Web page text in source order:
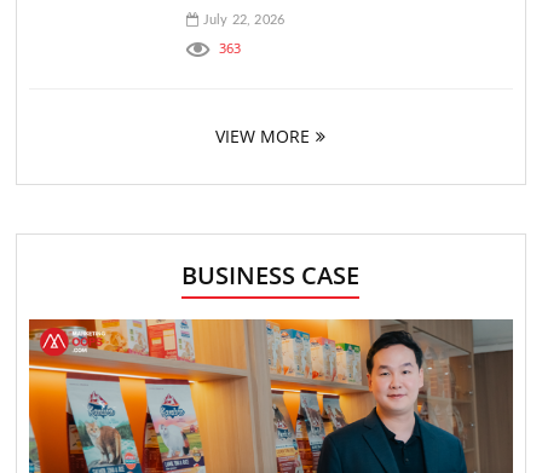
July 22, 2026
363
VIEW MORE
BUSINESS CASE